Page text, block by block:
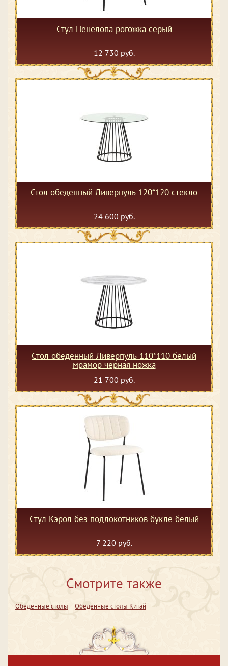
Стул Пенелопа рогожка серый
12 730 руб.
Стол обеденный Ливерпуль 120*120 стекло
24 600 руб.
Стол обеденный Ливерпуль 110*110 белый
мрамор черная ножка
21 700 руб.
Стул Кэрол без подлокотников букле белый
7 220 руб.
Смотрите также
Обеденные столы Обеденные столы Китай